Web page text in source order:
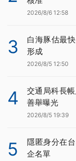
2026/8/6 12:58
3
白海豚估最
形成
2026/8/5 12:50
4
交通局科長
善舉曝光
2026/8/5 19:39
5
隱匿身分在
企名單